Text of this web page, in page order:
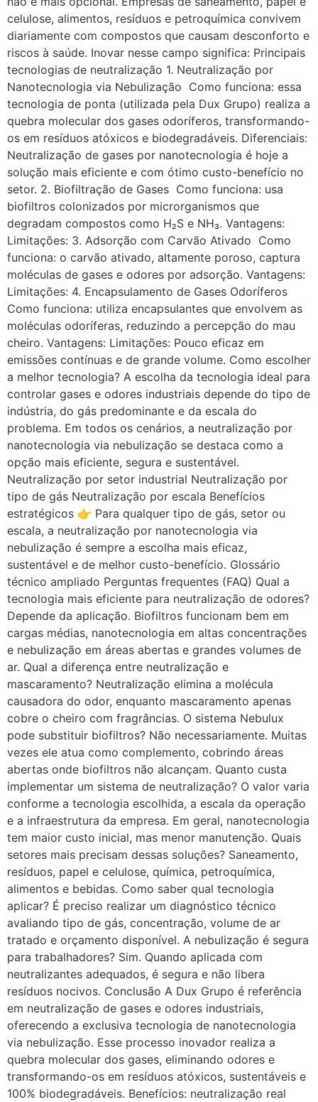
celulose, alimentos, resíduos e petroquímica convivem
diariamente com compostos que causam desconforto e
riscos à saúde. Inovar nesse campo significa: Principais
tecnologias de neutralização 1. Neutralização por
Nanotecnologia via Nebulização Como funciona: essa
tecnologia de ponta (utilizada pela Dux Grupo) realiza a
quebra molecular dos gases odoríferos, transformando-
os em resíduos atóxicos e biodegradáveis. Diferenciais:
Neutralização de gases por nanotecnologia é hoje a
solução mais eficiente e com ótimo custo-benefício no
setor. 2. Biofiltração de Gases Como funciona: usa
biofiltros colonizados por microrganismos que
degradam compostos como H₂S e NH₃. Vantagens:
Limitações: 3. Adsorção com Carvão Ativado Como
funciona: o carvão ativado, altamente poroso, captura
moléculas de gases e odores por adsorção. Vantagens:
Limitações: 4. Encapsulamento de Gases Odoríferos
Como funciona: utiliza encapsulantes que envolvem as
moléculas odoríferas, reduzindo a percepção do mau
cheiro. Vantagens: Limitações: Pouco eficaz em
emissões contínuas e de grande volume. Como escolher
a melhor tecnologia? A escolha da tecnologia ideal para
controlar gases e odores industriais depende do tipo de
indústria, do gás predominante e da escala do
problema. Em todos os cenários, a neutralização por
nanotecnologia via nebulização se destaca como a
opção mais eficiente, segura e sustentável.
Neutralização por setor industrial Neutralização por
tipo de gás Neutralização por escala Benefícios
estratégicos 👉 Para qualquer tipo de gás, setor ou
escala, a neutralização por nanotecnologia via
nebulização é sempre a escolha mais eficaz,
sustentável e de melhor custo-benefício. Glossário
técnico ampliado Perguntas frequentes (FAQ) Qual a
tecnologia mais eficiente para neutralização de odores?
Depende da aplicação. Biofiltros funcionam bem em
cargas médias, nanotecnologia em altas concentrações
e nebulização em áreas abertas e grandes volumes de
ar. Qual a diferença entre neutralização e
mascaramento? Neutralização elimina a molécula
causadora do odor, enquanto mascaramento apenas
cobre o cheiro com fragrâncias. O sistema Nebulux
pode substituir biofiltros? Não necessariamente. Muitas
vezes ele atua como complemento, cobrindo áreas
abertas onde biofiltros não alcançam. Quanto custa
implementar um sistema de neutralização? O valor varia
conforme a tecnologia escolhida, a escala da operação
e a infraestrutura da empresa. Em geral, nanotecnologia
tem maior custo inicial, mas menor manutenção. Quais
setores mais precisam dessas soluções? Saneamento,
resíduos, papel e celulose, química, petroquímica,
alimentos e bebidas. Como saber qual tecnologia
aplicar? É preciso realizar um diagnóstico técnico
avaliando tipo de gás, concentração, volume de ar
tratado e orçamento disponível. A nebulização é segura
para trabalhadores? Sim. Quando aplicada com
neutralizantes adequados, é segura e não libera
resíduos nocivos. Conclusão A Dux Grupo é referência
em neutralização de gases e odores industriais,
oferecendo a exclusiva tecnologia de nanotecnologia
via nebulização. Esse processo inovador realiza a
quebra molecular dos gases, eliminando odores e
transformando-os em resíduos atóxicos, sustentáveis e
100% biodegradáveis. Benefícios: neutralização real